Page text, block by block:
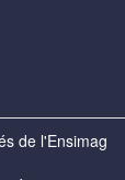
de l'Ensimag